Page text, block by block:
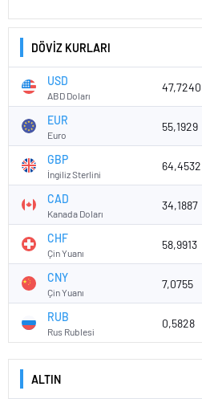
DÖVİZ KURLARI
USD
ABD Doları
47,7240
EUR
Euro
55,1929
GBP
İngiliz Sterlini
64,4532
CAD
Kanada Doları
34,1887
CHF
Çin Yuanı
58,9913
CNY
Çin Yuanı
7,0755
RUB
Rus Rublesi
0,5828
ALTIN